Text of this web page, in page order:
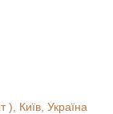
Київ, Україна